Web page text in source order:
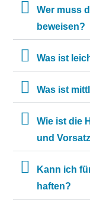
Wer muss
be­wei­sen?
Was ist
Was ist
Wie ist die
und
Kann ich
haften?